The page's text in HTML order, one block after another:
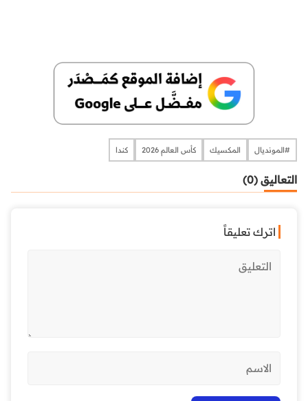
#المونديال المكسيك كأس العالم 2026 كندا
التعاليق (0)
اترك تعليقاً